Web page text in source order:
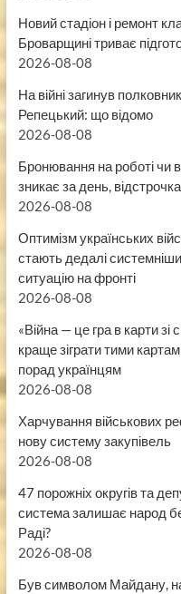
Новий стадіон і ремонт
Броварщині триває
2026-08-08
На війні загинув
Репецький: що відомо
2026-08-08
Бронювання на роботі чи
зникає за день,
2026-08-08
Оптимізм українських
стають дедалі
ситуацію на фронті
2026-08-08
«Війна — це гра в карти
краще зіграти тими
порад українцям
2026-08-08
Харчування військових
нову систему закупівель
2026-08-08
47 порожніх округів та
система залишає народ
Раді?
2026-08-08
Був символом Майдану,